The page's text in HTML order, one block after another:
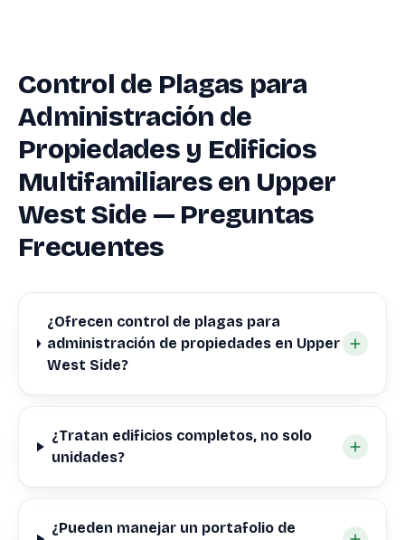
Control de Plagas para
Administración de
Propiedades y Edificios
Multifamiliares en Upper
West Side — Preguntas
Frecuentes
¿Ofrecen control de plagas para
administración de propiedades en Upper
West Side?
¿Tratan edificios completos, no solo
unidades?
¿Pueden manejar un portafolio de